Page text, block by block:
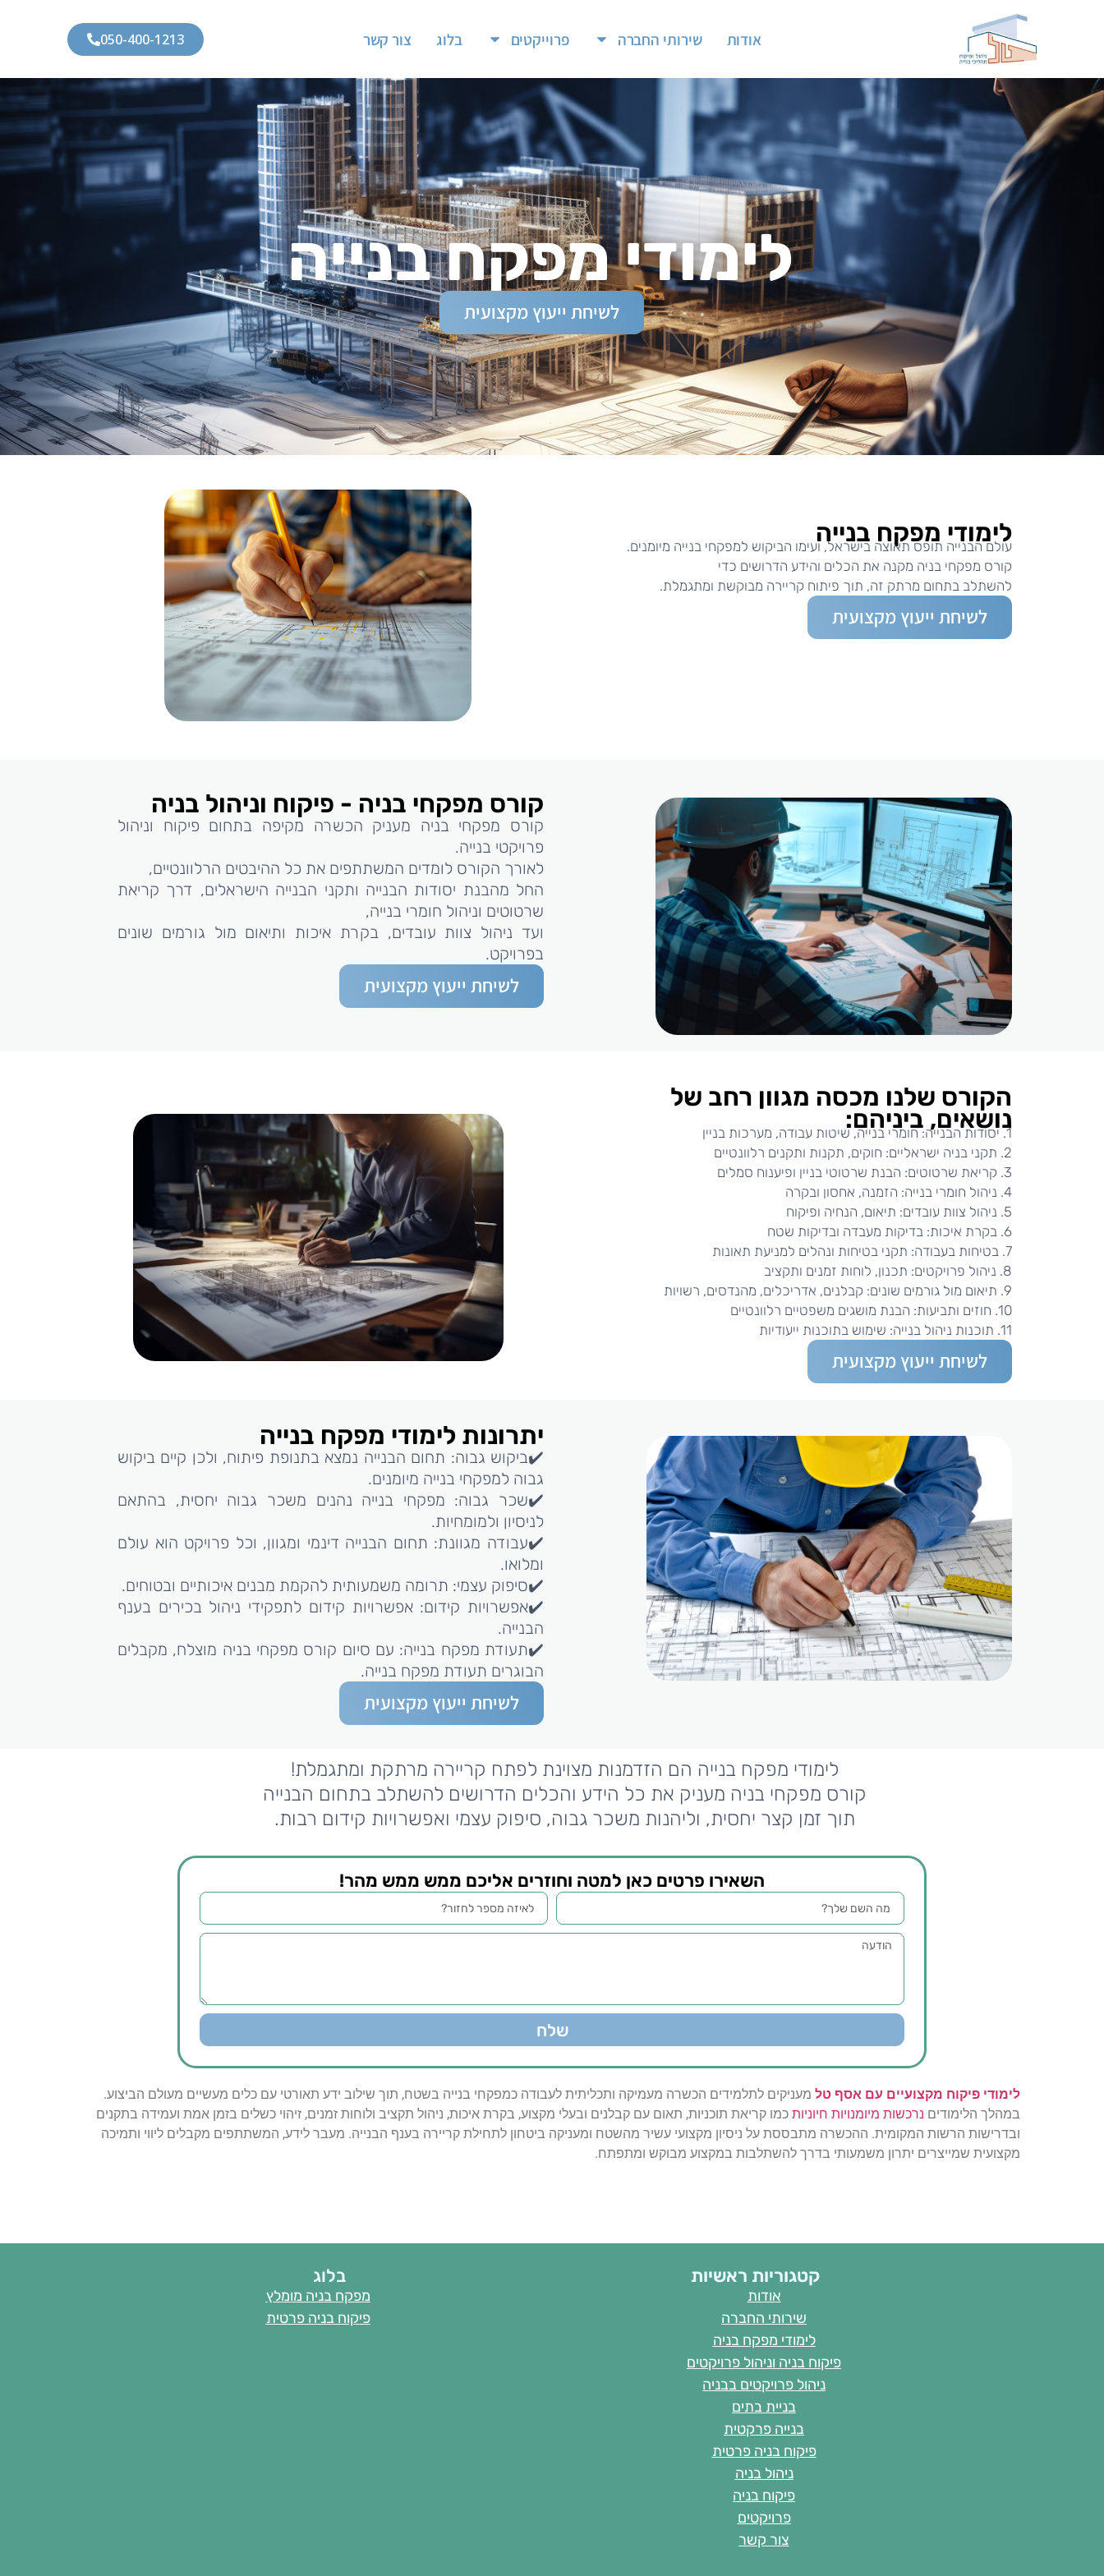
אודות שירותי החברה פרוייקטים בלוג צור קשר 050-400-1213
לימודי מפקח בנייה
לשיחת ייעוץ מקצועית
לימודי מפקח בנייה
עולם הבנייה תופס תאוצה בישראל, ועימו הביקוש למפקחי בנייה מיומנים.
קורס מפקחי בניה מקנה את הכלים והידע הדרושים כדי
להשתלב בתחום מרתק זה, תוך פיתוח קריירה מבוקשת ומתגמלת.
לשיחת ייעוץ מקצועית
קורס מפקחי בניה - פיקוח וניהול בניה
קורס מפקחי בניה מעניק הכשרה מקיפה בתחום פיקוח וניהול
פרויקטי בנייה.
לאורך הקורס לומדים המשתתפים את כל ההיבטים הרלוונטיים,
החל מהבנת יסודות הבנייה ותקני הבנייה הישראלים, דרך קריאת
שרטוטים וניהול חומרי בנייה,
ועד ניהול צוות עובדים, בקרת איכות ותיאום מול גורמים שונים
בפרויקט.
לשיחת ייעוץ מקצועית
הקורס שלנו מכסה מגוון רחב של
נושאים, ביניהם:
1. יסודות הבנייה: חומרי בנייה, שיטות עבודה, מערכות בניין
2. תקני בניה ישראליים: חוקים, תקנות ותקנים רלוונטיים
3. קריאת שרטוטים: הבנת שרטוטי בניין ופיענוח סמלים
4. ניהול חומרי בנייה: הזמנה, אחסון ובקרה
5. ניהול צוות עובדים: תיאום, הנחיה ופיקוח
6. בקרת איכות: בדיקות מעבדה ובדיקות שטח
7. בטיחות בעבודה: תקני בטיחות ונהלים למניעת תאונות
8. ניהול פרויקטים: תכנון, לוחות זמנים ותקציב
9. תיאום מול גורמים שונים: קבלנים, אדריכלים, מהנדסים, רשויות
10. חוזים ותביעות: הבנת מושגים משפטיים רלוונטיים
11. תוכנות ניהול בנייה: שימוש בתוכנות ייעודיות
לשיחת ייעוץ מקצועית
יתרונות לימודי מפקח בנייה
✔️ביקוש גבוה: תחום הבנייה נמצא בתנופת פיתוח, ולכן קיים ביקוש
גבוה למפקחי בנייה מיומנים.
✔️שכר גבוה: מפקחי בנייה נהנים משכר גבוה יחסית, בהתאם
לניסיון ולמומחיות.
✔️עבודה מגוונת: תחום הבנייה דינמי ומגוון, וכל פרויקט הוא עולם
ומלואו.
✔️סיפוק עצמי: תרומה משמעותית להקמת מבנים איכותיים ובטוחים.
✔️אפשרויות קידום: אפשרויות קידום לתפקידי ניהול בכירים בענף
הבנייה.
✔️תעודת מפקח בנייה: עם סיום קורס מפקחי בניה מוצלח, מקבלים
הבוגרים תעודת מפקח בנייה.
לשיחת ייעוץ מקצועית
לימודי מפקח בנייה הם הזדמנות מצוינת לפתח קריירה מרתקת ומתגמלת!
קורס מפקחי בניה מעניק את כל הידע והכלים הדרושים להשתלב בתחום הבנייה
תוך זמן קצר יחסית, וליהנות משכר גבוה, סיפוק עצמי ואפשרויות קידום רבות.
השאירו פרטים כאן למטה וחוזרים אליכם ממש ממש מהר!
שלח
לימודי פיקוח מקצועיים עם אסף טל מעניקים לתלמידים הכשרה מעמיקה ותכליתית לעבודה כמפקחי בנייה בשטח, תוך שילוב ידע תאורטי עם כלים מעשיים מעולם הביצוע.
במהלך הלימודים נרכשות מיומנויות חיוניות כמו קריאת תוכניות, תאום עם קבלנים ובעלי מקצוע, בקרת איכות, ניהול תקציב ולוחות זמנים, זיהוי כשלים בזמן אמת ועמידה בתקנים
ובדרישות הרשות המקומית. ההכשרה מתבססת על ניסיון מקצועי עשיר מהשטח ומעניקה ביטחון לתחילת קריירה בענף הבנייה. מעבר לידע, המשתתפים מקבלים ליווי ותמיכה
מקצועית שמייצרים יתרון משמעותי בדרך להשתלבות במקצוע מבוקש ומתפתח.
קטגוריות ראשיות
אודות
שירותי החברה
לימודי מפקח בניה
פיקוח בניה וניהול פרויקטים
ניהול פרויקטים בבניה
בניית בתים
בנייה פרקטית
פיקוח בניה פרטית
ניהול בניה
פיקוח בניה
פרויקטים
צור קשר
בלוג
מפקח בניה מומלץ
פיקוח בניה פרטית